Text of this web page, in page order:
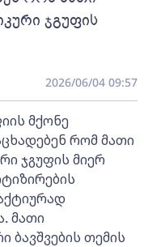
ჯგუფის
2026/06/04 09:57
მქონე
რომ მათი
ჯგუფის მიერ
მათი
ბავშვების თემის